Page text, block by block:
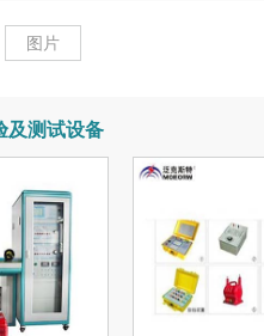
图片
及测试设备